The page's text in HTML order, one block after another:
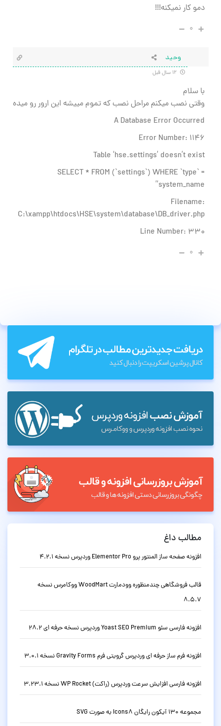
دمو کار نمیکنه!!!
۰
وحید
با سلام
وقتی نصب میکنم مراحل نصب که تموم مییشه این ارور رو میده
A Database Error Occurred
Error Number: 1146
Table ‘hse.settings’ doesn’t exist
SELECT * FROM (`settings`) WHERE `type` =
‘system_name’
Filename:
C:\xampp\htdocs\HSE\system\database\DB_driver.php
Line Number: 330
۰
مطالب داغ
افزونه صفحه ساز المنتور پرو Elementor Pro وردپرس نسخه 4.2.1
قالب فروشگاهی چندمنظوره وودمارت WoodMart ووکامرس نسخه
8.5.7
افزونه فارسی سئو Yoast SEO Premium وردپرس نسخه حرفه ای 28.2
افزونه فرم ساز حرفه ای وردپرس گرویتی فرم Gravity Forms نسخه 3.0.1
افزونه فارسی افزایش سرعت وردپرس (راکت) WP Rocket نسخه 3.23.1
مجموعه 130 آیکون رایگان Icons8 به صورت SVG